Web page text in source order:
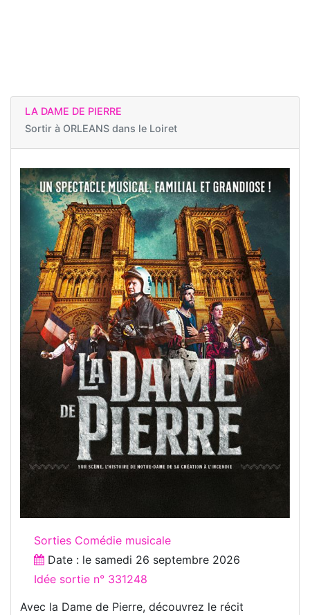
LA DAME DE PIERRE
Sortir à ORLEANS dans le Loiret
Sorties Comédie musicale
Date : le samedi 26 septembre 2026
Idée sortie n° 331248
Avec la Dame de Pierre, découvrez le récit